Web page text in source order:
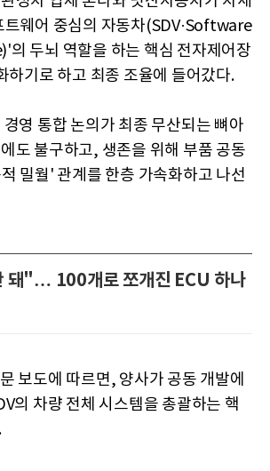
트웨어 중심의 자동차(SDV·Software
두뇌 역할을 하는 핵심 전자제어장
하기로 하고 최종 조율에 들어갔다.
영 통합 논의가 최종 무산되는 뼈아
도 불구하고, 생존을 위해 부품 공동
밀월' 관계를 한층 가속화하고 나선
돼"… 100개로 쪼개진 ECU 하나
보도에 따르면, 양사가 공동 개발에
의 차량 전체 시스템을 총괄하는 핵